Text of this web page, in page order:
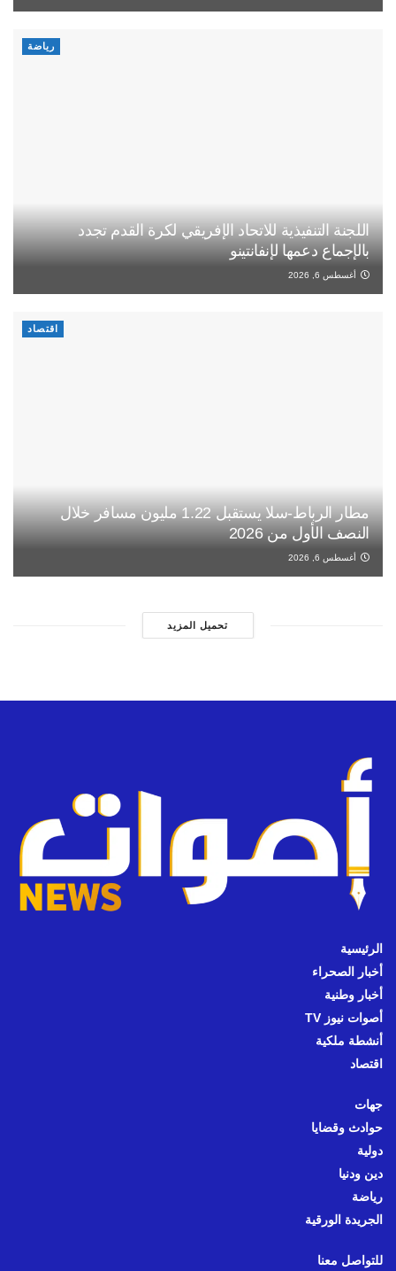
رياضة
اللجنة التنفيذية للاتحاد الإفريقي لكرة القدم تجدد
بالإجماع دعمها لإنفانتينو
أغسطس 6, 2026
اقتصاد
مطار الرباط-سلا يستقبل 1.22 مليون مسافر خلال
النصف الأول من 2026
أغسطس 6, 2026
تحميل المزيد
الرئيسية
أخبار الصحراء
أخبار وطنية
أصوات نيوز TV
أنشطة ملكية
اقتصاد
جهات
حوادث وقضايا
دولية
دين ودنيا
رياضة
الجريدة الورقية
للتواصل معنا